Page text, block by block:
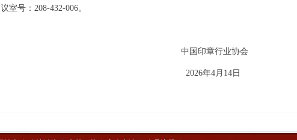
议室号：208-432-006。
中国印章行业协会
2026年4月14日